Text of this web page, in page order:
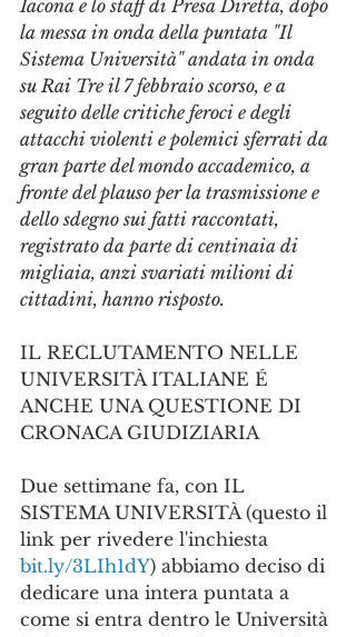
Iacona e lo staff di Presa Diretta, dopo
la messa in onda della puntata "Il
Sistema Università" andata in onda
su Rai Tre il 7 febbraio scorso, e a
seguito delle critiche feroci e degli
attacchi violenti e polemici sferrati da
gran parte del mondo accademico, a
fronte del plauso per la trasmissione e
dello sdegno sui fatti raccontati,
registrato da parte di centinaia di
migliaia, anzi svariati milioni di
cittadini, hanno risposto.
IL RECLUTAMENTO NELLE
UNIVERSITÀ ITALIANE É
ANCHE UNA QUESTIONE DI
CRONACA GIUDIZIARIA
Due settimane fa, con IL
SISTEMA UNIVERSITÀ (questo il
link per rivedere l'inchiesta
bit.ly/3LIh1dY) abbiamo deciso di
dedicare una intera puntata a
come si entra dentro le Università